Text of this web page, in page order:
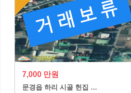
7,000 만원
문경읍 하리 시골 헌집 …